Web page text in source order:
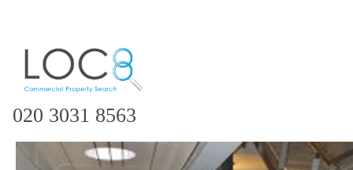
020 3031 8563